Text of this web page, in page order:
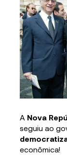
A Nova
seguiu ao
econômica!